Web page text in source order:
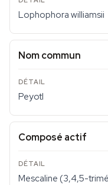
Lophophora williamsii
Nom commun
Peyotl
Composé actif
Mescaline (3,4,5-